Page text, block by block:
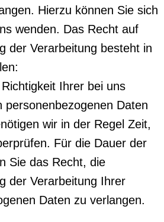
Hierzu können Sie sich
wenden. Das Recht auf
der Verarbeitung besteht in
Ihrer bei uns
personenbezogenen Daten
wir in der Regel Zeit,
Für die Dauer der
Sie das Recht, die
der Verarbeitung Ihrer
Daten zu verlangen.